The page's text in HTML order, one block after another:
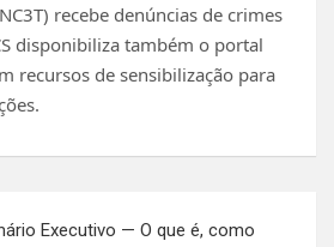
recebe denúncias de crimes
disponibiliza também o portal
recursos de sensibilização para
Executivo — O que é, como